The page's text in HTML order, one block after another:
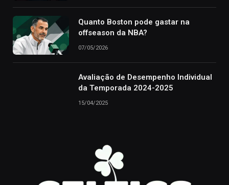
Quanto Boston pode gastar na
offseason da NBA?
07/05/2026
Avaliação de Desempenho Individual
da Temporada 2024-2025
15/04/2025